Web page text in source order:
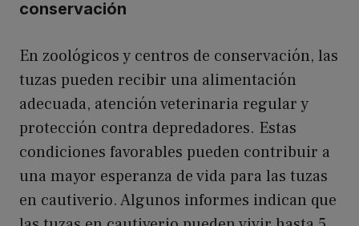
conservación
En zoológicos y centros de conservación, las
tuzas pueden recibir una alimentación
adecuada, atención veterinaria regular y
protección contra depredadores. Estas
condiciones favorables pueden contribuir a
una mayor esperanza de vida para las tuzas
en cautiverio. Algunos informes indican que